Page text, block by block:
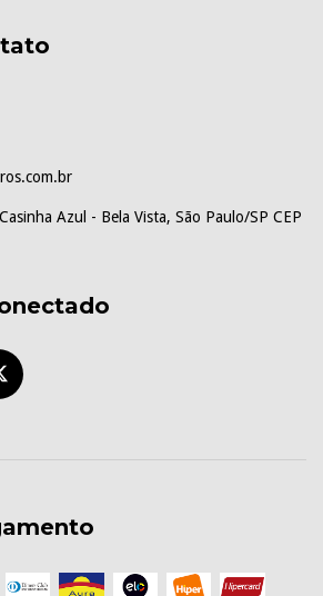
Azul - Bela Vista, São Paulo/SP CEP